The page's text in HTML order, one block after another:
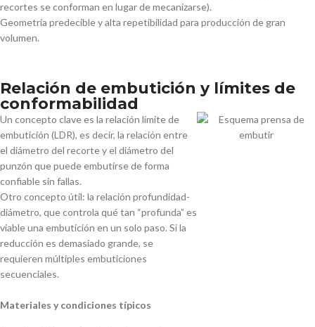
recortes se conforman en lugar de mecanizarse).
Geometría predecible y alta repetibilidad para producción de gran
volumen.
Relación de embutición y límites de
conformabilidad
Un concepto clave es la relación límite de
embutición (LDR), es decir, la relación entre
el diámetro del recorte y el diámetro del
punzón que puede embutirse de forma
confiable sin fallas.
Otro concepto útil: la relación profundidad-
diámetro, que controla qué tan “profunda” es
viable una embutición en un solo paso. Si la
reducción es demasiado grande, se
requieren múltiples embuticiones
secuenciales.
Materiales y condiciones típicos